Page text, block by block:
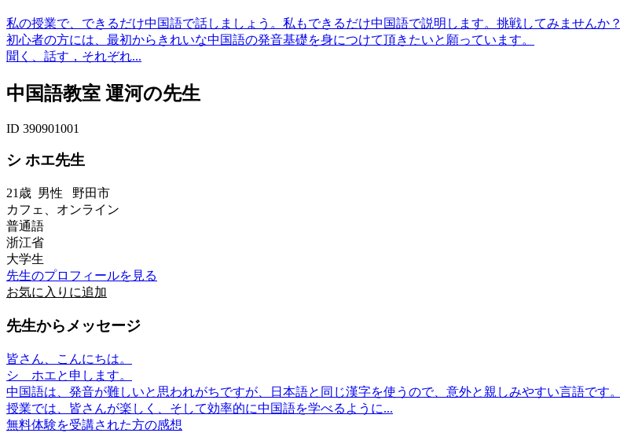
私の授業で、できるだけ中国語で話しましょう。私もできるだけ中国語で説明します。挑戦してみませんか？
初心者の方には、最初からきれいな中国語の発音基礎を身につけて頂きたいと願っています。
聞く、話す，それぞれ...
中国語教室 運河の先生
ID 390901001
シ ホエ先生
21歳 男性 野田市
カフェ、オンライン
普通語
浙江省
大学生
先生のプロフィールを見る
お気に入りに追加
先生からメッセージ
皆さん、こんにちは。
​シ ホエと申します。
​中国語は、発音が難しいと思われがちですが、日本語と同じ漢字を使うので、意外と親しみやすい言語です。
​授業では、皆さんが楽しく、そして効率的に中国語を学べるように...
無料体験を受講された方の感想